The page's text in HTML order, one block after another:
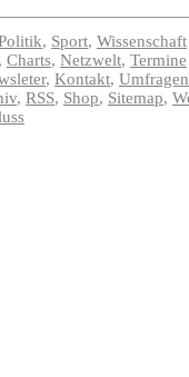
, Sport, Wissenschaft
, Charts, Netzwelt, Termine
, Kontakt, Umfragen
, RSS, Shop, Sitemap,